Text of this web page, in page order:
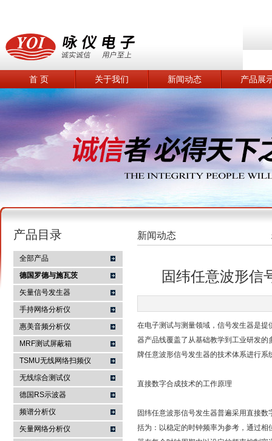
南京咏仪电子科技有限公司
首 页 关于我们 新闻动态 产品展
产品目录
全部产品
德国罗德与施瓦茨
矢量信号发生器
手持网络分析仪
惠美音频分析仪
MRF测试屏蔽箱
TSMU无线网络扫频仪
无线综合测试仪
德国RS示波器
频谱分析仪
矢量网络分析仪
新闻动态
固纬任意波形信
在电子测试与测量领域，信号发生器是
器产品线覆盖了从基础教学到工业研发
牌任意波形信号发生器的技术体系进行系
直接数字合成技术的工作原理
固纬任意波形信号发生器普遍采用直接
括为：以稳定的时钟频率为参考，通过